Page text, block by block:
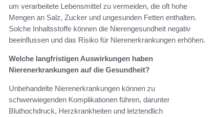
um verarbeitete Lebensmittel zu vermeiden, die oft hohe
Mengen an Salz, Zucker und ungesunden Fetten enthalten.
Solche Inhaltsstoffe können die Nierengesundheit negativ
beeinflussen und das Risiko für Nierenerkrankungen erhöhen.
Welche langfristigen Auswirkungen haben
Nierenerkrankungen auf die Gesundheit?
Unbehandelte Nierenerkrankungen können zu
schwerwiegenden Komplikationen führen, darunter
Bluthochdruck, Herzkrankheiten und letztendlich